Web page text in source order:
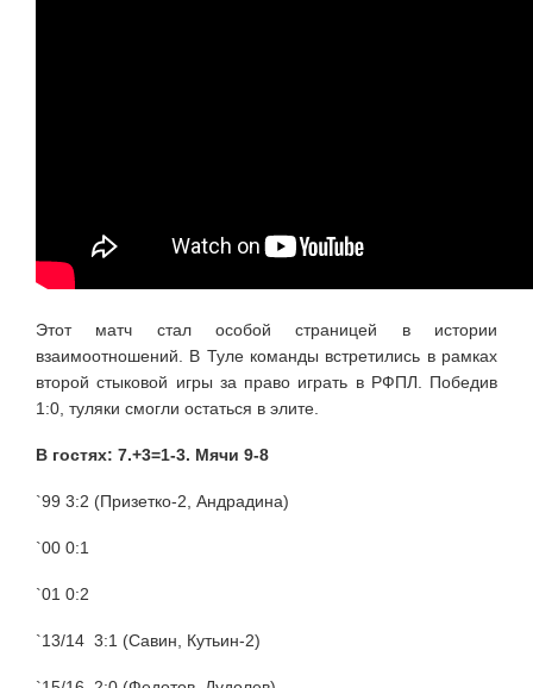
Этот матч стал особой страницей в истории
взаимоотношений. В Туле команды встретились в рамках
второй стыковой игры за право играть в РФПЛ. Победив
1:0, туляки смогли остаться в элите.
В гостях: 7.+3=1-3. Мячи 9-8
`99 3:2 (Призетко-2, Андрадина)
`00 0:1
`01 0:2
`13/14 3:1 (Савин, Кутьин-2)